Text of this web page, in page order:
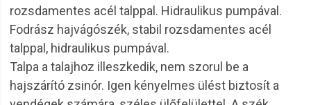
rozsdamentes acél talppal. Hidraulikus pumpával.
Fodrász hajvágószék, stabil rozsdamentes acél
talppal, hidraulikus pumpával.
Talpa a talajhoz illeszkedik, nem szorul be a
hajszárító zsinór. Igen kényelmes ülést biztosít a